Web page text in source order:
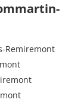
Remiremont